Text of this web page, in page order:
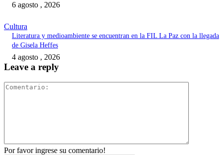
6 agosto , 2026
Cultura
Literatura y medioambiente se encuentran en la FIL La Paz con la llegada
de Gisela Heffes
4 agosto , 2026
Leave a reply
Por favor ingrese su comentario!